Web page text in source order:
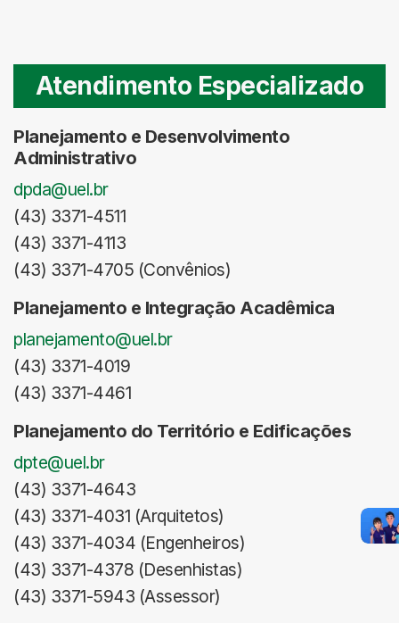
Atendimento Especializado
Planejamento e Desenvolvimento
Administrativo
dpda@uel.br
(43) 3371-4511
(43) 3371-4113
(43) 3371-4705 (Convênios)
Planejamento e Integração Acadêmica
planejamento@uel.br
(43) 3371-4019
(43) 3371-4461
Planejamento do Território e Edificações
dpte@uel.br
(43) 3371-4643
(43) 3371-4031 (Arquitetos)
(43) 3371-4034 (Engenheiros)
(43) 3371-4378 (Desenhistas)
(43) 3371-5943 (Assessor)